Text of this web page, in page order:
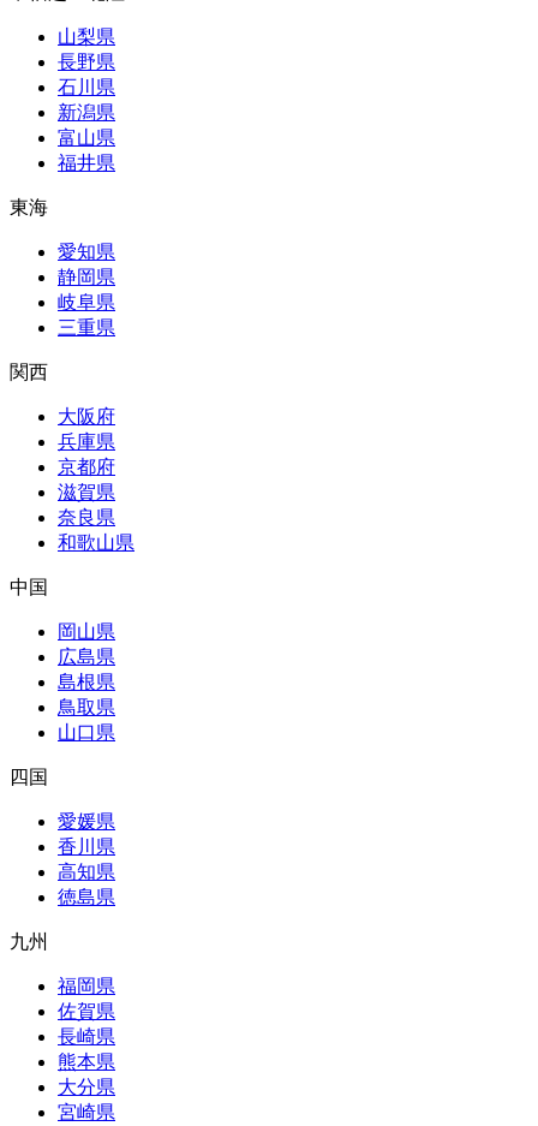
山梨県
長野県
石川県
新潟県
富山県
福井県
東海
愛知県
静岡県
岐阜県
三重県
関西
大阪府
兵庫県
京都府
滋賀県
奈良県
和歌山県
中国
岡山県
広島県
島根県
鳥取県
山口県
四国
愛媛県
香川県
高知県
徳島県
九州
福岡県
佐賀県
長崎県
熊本県
大分県
宮崎県